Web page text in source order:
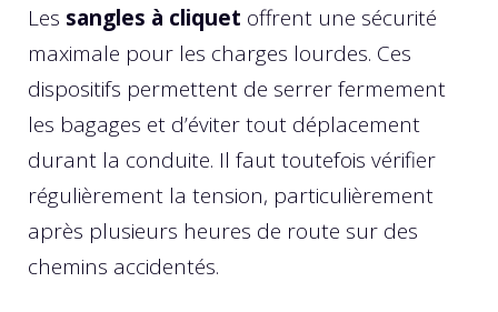
Les sangles à cliquet offrent une sécurité
maximale pour les charges lourdes. Ces
dispositifs permettent de serrer fermement
les bagages et d’éviter tout déplacement
durant la conduite. Il faut toutefois vérifier
régulièrement la tension, particulièrement
après plusieurs heures de route sur des
chemins accidentés.